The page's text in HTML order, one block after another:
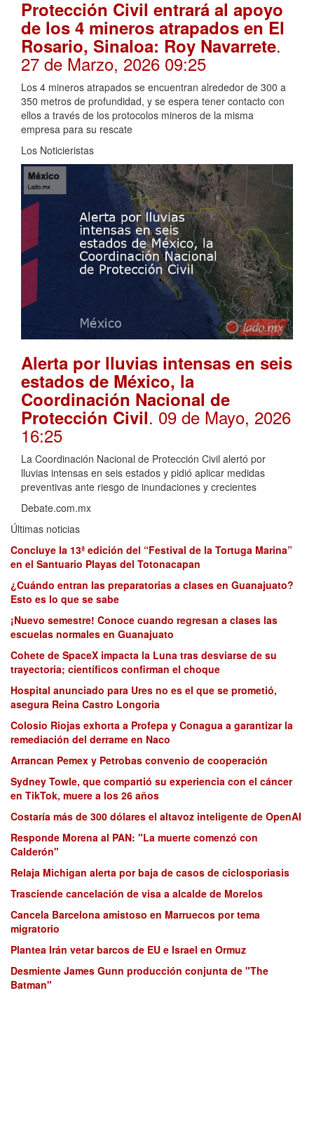
Protección Civil entrará al apoyo
de los 4 mineros atrapados en El
Rosario, Sinaloa: Roy Navarrete.
27 de Marzo, 2026 09:25
Los 4 mineros atrapados se encuentran alrededor de 300 a
350 metros de profundidad, y se espera tener contacto con
ellos a través de los protocolos mineros de la misma
empresa para su rescate
Los Noticieristas
Alerta por lluvias intensas en seis
estados de México, la
Coordinación Nacional de
Protección Civil. 09 de Mayo, 2026
16:25
La Coordinación Nacional de Protección Civil alertó por
lluvias intensas en seis estados y pidió aplicar medidas
preventivas ante riesgo de inundaciones y crecientes
Debate.com.mx
Últimas noticias
Concluye la 13ª edición del “Festival de la Tortuga Marina”
en el Santuario Playas del Totonacapan
¿Cuándo entran las preparatorias a clases en Guanajuato?
Esto es lo que se sabe
¡Nuevo semestre! Conoce cuando regresan a clases las
escuelas normales en Guanajuato
Cohete de SpaceX impacta la Luna tras desviarse de su
trayectoria; científicos confirman el choque
Hospital anunciado para Ures no es el que se prometió,
asegura Reina Castro Longoria
Colosio Riojas exhorta a Profepa y Conagua a garantizar la
remediación del derrame en Naco
Arrancan Pemex y Petrobas convenio de cooperación
Sydney Towle, que compartió su experiencia con el cáncer
en TikTok, muere a los 26 años
Costaría más de 300 dólares el altavoz inteligente de OpenAI
Responde Morena al PAN: "La muerte comenzó con
Calderón"
Relaja Michigan alerta por baja de casos de ciclosporiasis
Trasciende cancelación de visa a alcalde de Morelos
Cancela Barcelona amistoso en Marruecos por tema
migratorio
Plantea Irán vetar barcos de EU e Israel en Ormuz
Desmiente James Gunn producción conjunta de "The
Batman"